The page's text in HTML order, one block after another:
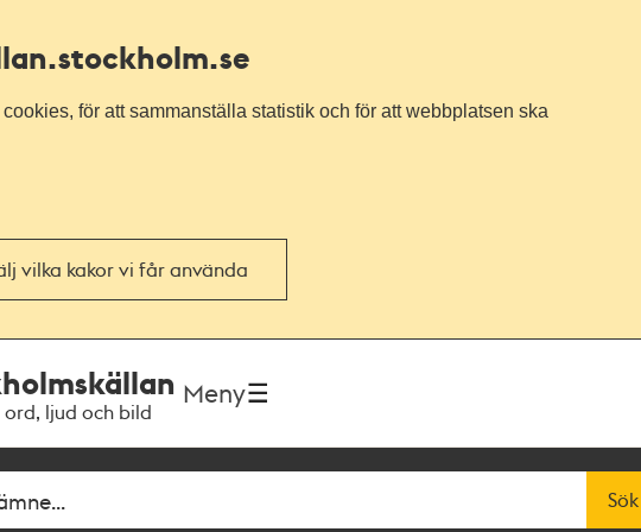
.stockholm.se
för att sammanställa statistik och för att webbplatsen ska
vilka kakor vi får använda
ljud och bild
Meny
Sök